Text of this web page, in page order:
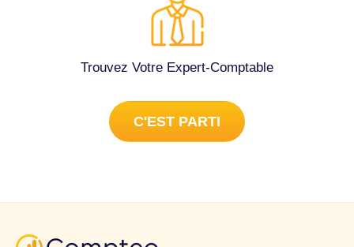
Trouvez Votre Expert-Comptable
C'EST PARTI